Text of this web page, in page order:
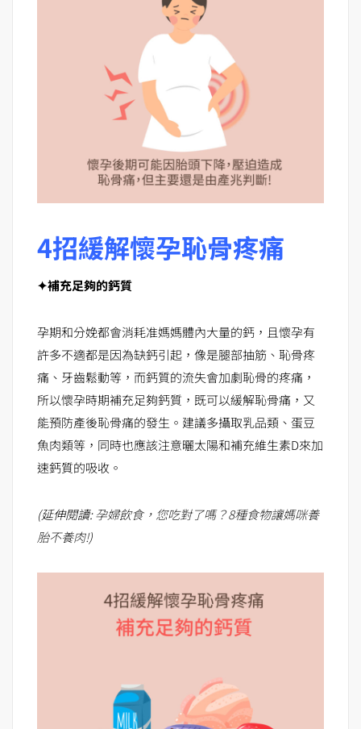
4招緩解懷孕恥骨疼痛
✦補充足夠的鈣質
孕期和分娩都會消耗准媽媽體內大量的鈣，且懷孕有
許多不適都是因為缺鈣引起，像是腿部抽筋、恥骨疼
痛、牙齒鬆動等，而鈣質的流失會加劇恥骨的疼痛，
所以懷孕時期補充足夠鈣質，既可以緩解恥骨痛，又
能預防產後恥骨痛的發生。建議多攝取乳品類、蛋豆
魚肉類等，同時也應該注意曬太陽和補充維生素D來加
速鈣質的吸收。
(延伸閱讀:孕婦飲食，您吃對了嗎？8種食物讓媽咪養
胎不養肉!)